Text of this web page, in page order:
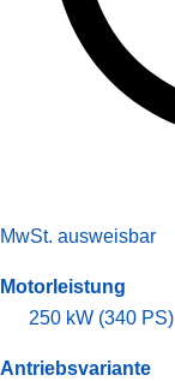
MwSt. ausweisbar
Motorleistung
250 kW (340 PS)
Antriebsvariante